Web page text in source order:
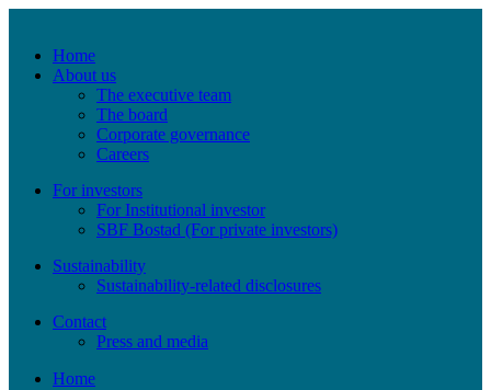
Home
About us
The executive team
The board
Corporate governance
Careers
For investors
For Institutional investor
SBF Bostad (For private investors)
Sustainability
Sustainability-related disclosures
Contact
Press and media
Home